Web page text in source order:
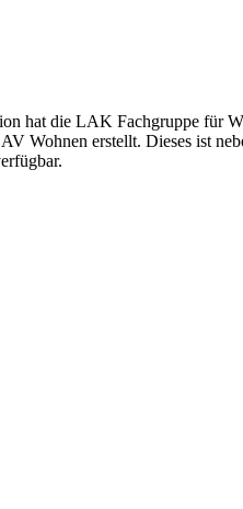
hat die LAK Fachgruppe für
Wohnen erstellt. Dieses ist